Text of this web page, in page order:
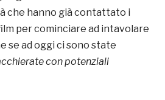
che hanno già contattato i
per cominciare ad intavolare
se ad oggi ci sono state
con potenziali